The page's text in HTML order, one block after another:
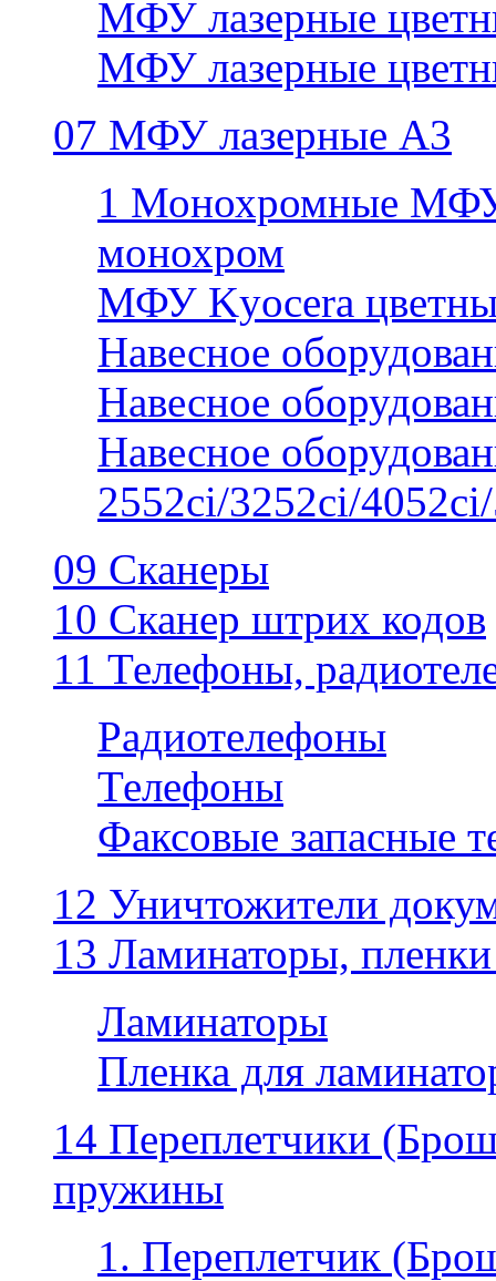
МФУ лазерные
МФУ лазерные
07 МФУ лазерные А3
1 Монохромные
монохром
МФУ Kyocera
Навесное
Навесное
Навесное
2552ci/3252ci/
09 Сканеры
10 Сканер штрих кодов
11 Телефоны,
Радиотелефоны
Телефоны
Факсовые запасные
12 Уничтожители
13 Ламинаторы,
Ламинаторы
Пленка для
14 Переплетчики
пружины
1. Переплетчик